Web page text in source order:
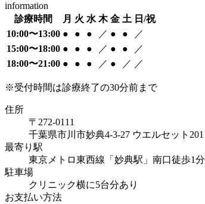
information
診療時間
月 火 水 木 金 土 日/祝
10:00〜13:00 ● ● ● ／ ● ●
／
15:00〜18:00 ● ● ● ／ ● ●
／
18:00〜21:00 ● ● ● ／ ● ／ ／
※受付時間は診療終了の30分前まで
住所
〒272-0111
千葉県市川市妙典4-3-27 ウエルセット201
最寄り駅
東京メトロ東西線「妙典駅」南口徒歩1分
駐車場
クリニック横に5台分あり
お支払い方法